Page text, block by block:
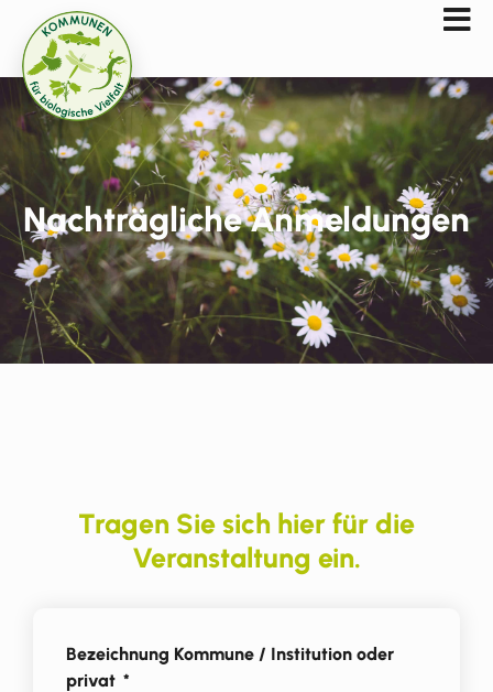
Nachträgliche Anmeldungen
Tragen Sie sich hier für die
Veranstaltung ein.
Bezeichnung Kommune / Institution oder
privat